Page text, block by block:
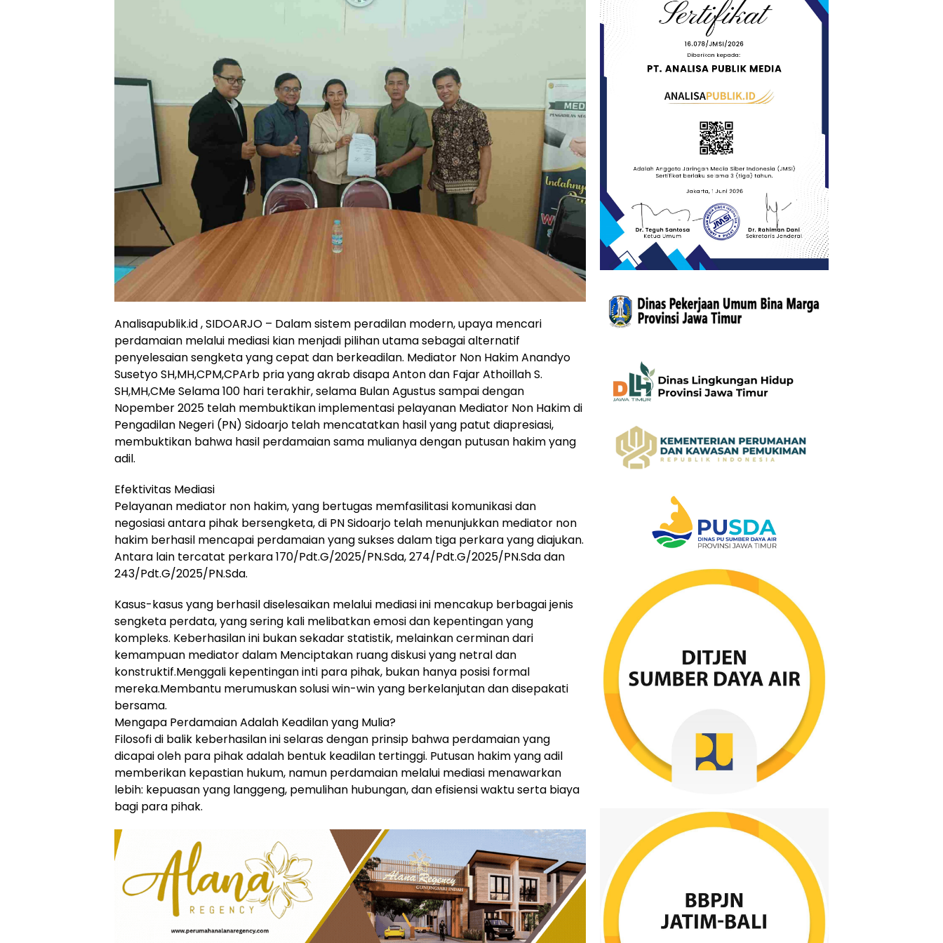
Analisapublik.id , SIDOARJO – Dalam sistem peradilan modern, upaya mencari
perdamaian melalui mediasi kian menjadi pilihan utama sebagai alternatif
penyelesaian sengketa yang cepat dan berkeadilan. Mediator Non Hakim Anandyo
Susetyo SH,MH,CPM,CPArb pria yang akrab disapa Anton dan Fajar Athoillah S.
SH,MH,CMe Selama 100 hari terakhir, selama Bulan Agustus sampai dengan
Nopember 2025 telah membuktikan implementasi pelayanan Mediator Non Hakim di
Pengadilan Negeri (PN) Sidoarjo telah mencatatkan hasil yang patut diapresiasi,
membuktikan bahwa hasil perdamaian sama mulianya dengan putusan hakim yang
adil.
Efektivitas Mediasi
Pelayanan mediator non hakim, yang bertugas memfasilitasi komunikasi dan
negosiasi antara pihak bersengketa, di PN Sidoarjo telah menunjukkan mediator non
hakim berhasil mencapai perdamaian yang sukses dalam tiga perkara yang diajukan.
Antara lain tercatat perkara 170/Pdt.G/2025/PN.Sda, 274/Pdt.G/2025/PN.Sda dan
243/Pdt.G/2025/PN.Sda.
Kasus-kasus yang berhasil diselesaikan melalui mediasi ini mencakup berbagai jenis
sengketa perdata, yang sering kali melibatkan emosi dan kepentingan yang
kompleks. Keberhasilan ini bukan sekadar statistik, melainkan cerminan dari
kemampuan mediator dalam Menciptakan ruang diskusi yang netral dan
konstruktif.Menggali kepentingan inti para pihak, bukan hanya posisi formal
mereka.Membantu merumuskan solusi win-win yang berkelanjutan dan disepakati
bersama.
Mengapa Perdamaian Adalah Keadilan yang Mulia?
Filosofi di balik keberhasilan ini selaras dengan prinsip bahwa perdamaian yang
dicapai oleh para pihak adalah bentuk keadilan tertinggi. Putusan hakim yang adil
memberikan kepastian hukum, namun perdamaian melalui mediasi menawarkan
lebih: kepuasan yang langgeng, pemulihan hubungan, dan efisiensi waktu serta biaya
bagi para pihak.